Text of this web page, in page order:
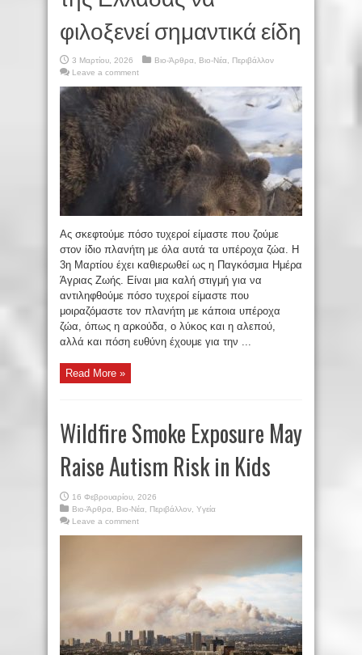
φιλοξενεί σημαντικά είδη
3 Μαρτίου, 2026 Βιο-Άρθρα Βιο-Νέα
Περιβάλλον
Leave a comment
Ας σκεφτούμε πόσο τυχεροί είμαστε που ζούμε
στον ίδιο πλανήτη με όλα αυτά τα υπέροχα ζώα. Η
3η Μαρτίου έχει καθιερωθεί ως η Παγκόσμια Ημέρα
Άγριας Ζωής. Είναι μια καλή στιγμή για να
αντιληφθούμε πόσο τυχεροί είμαστε που
μοιραζόμαστε τον πλανήτη με κάποια υπέροχα
ζώα, όπως η αρκούδα, ο λύκος και η αλεπού,
αλλά και πόση ευθύνη έχουμε για την ...
Read More »
Wildfire Smoke Exposure May
Raise Autism Risk in Kids
16 Φεβρουαρίου, 2026
Βιο-Άρθρα
Βιο-Νέα Περιβάλλον Υγεία
Leave a comment